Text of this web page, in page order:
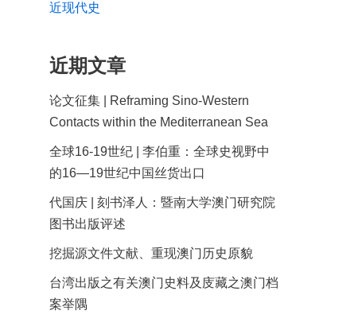
近现代史
近期文章
论文征集 | Reframing Sino-Western
Contacts within the Mediterranean Sea
全球16-19世纪 | 李伯重：全球史视野中
的16—19世纪中国丝货出口
代国庆 | 刻书泽人：暨南大学澳门研究院
图书出版评述
挖掘源文件文献、重现澳门历史原貌
台湾出版之有关澳门史料及庋藏之澳门档
案举隅